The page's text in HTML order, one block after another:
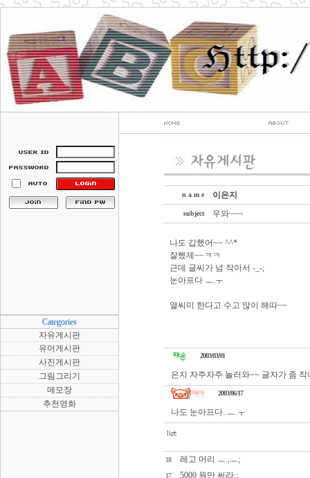
Categories
자유게시판
유머게시판
사진게시판
그림그리기
메모장
추천영화
n a m e 이은지
subject 우와~~~
나도 갑했어~~ ^^*
잘했제~~ㅋㅋ
근데 글씨가 넘 작아서 -_-;
눈아프다 ㅡ.ㅜ
열씨미 한다고 수고 많이 해따~~
2003/03/01
은지 자주자주 놀러와~~ 글자가 좀 작
2003/06/17
나도 눈아프다..ㅡ.ㅜ
18 레고 머리 ㅡ.,ㅡ;
17 5000 원만 써라;;